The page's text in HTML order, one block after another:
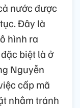
nước được
Đây là
hình ra
biệt là ở
Nguyễn
cấp mã
nhằm tránh